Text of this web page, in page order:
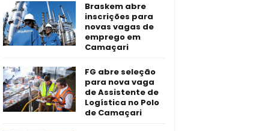
Braskem abre
inscrições para
novas vagas de
emprego em
Camaçari
FG abre seleção
para nova vaga
de Assistente de
Logística no Polo
de Camaçari